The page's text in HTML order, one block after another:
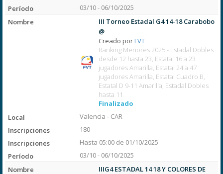
03/10 - 06/10/2025
III Torneo Estadal G4 14-18 Carabobo
@
Creado porFVT
Ranking Menores 2025 - Estadal Dobles
desde 12 hasta 23, Estatal 16 a 23
jugadores Amarilla, Estatal 24 a 47
jugadores Amarilla, Estatal Cuadro B,
Estatal D 9-11 Amarilla, Estadal Dobles
hasta 11
Finalizado
Valencia - CAR
180
Hasta 05:00 de 01/10/2025
03/10 - 06/10/2025
IIIG4 ESTADAL 14 18 Y COLORES DE